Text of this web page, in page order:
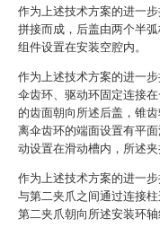
作为上述技术方案的进一
拼接而成，后盖由两个半
组件设置在安装空腔内。
作为上述技术方案的进一
伞齿环、驱动环固定连接
的齿面朝向所述后盖，锥
离伞齿环的端面设置有平
动设置在滑动槽内，所述
作为上述技术方案的进一
与第二夹爪之间通过连接
第二夹爪朝向所述安装环轴